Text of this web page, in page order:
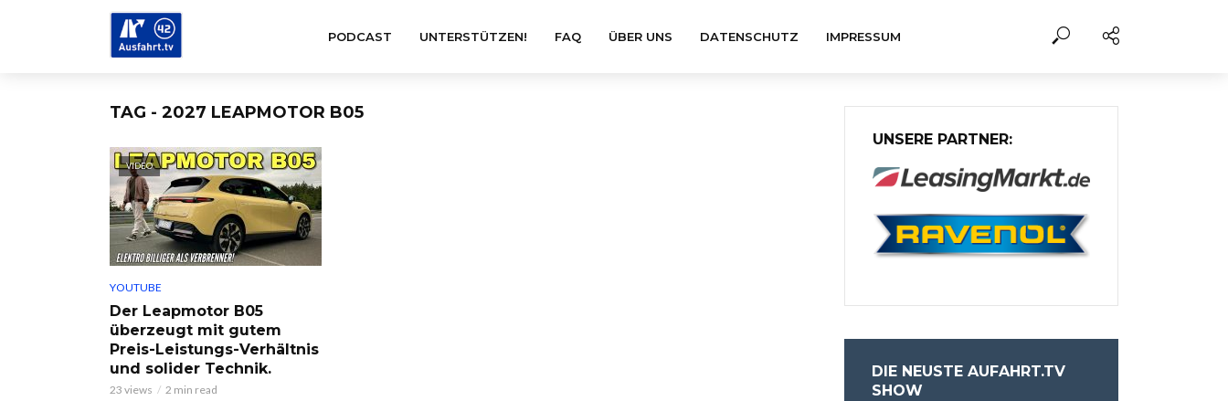
PODCAST UNTERSTÜTZEN! FAQ ÜBER UNS DATENSCHUTZ IMPRESSUM
TAG - 2027 LEAPMOTOR B05
VIDEO
YOUTUBE
Der Leapmotor B05
überzeugt mit gutem
Preis-Leistungs-Verhältnis
und solider Technik.
23 views 2 min read
UNSERE PARTNER:
DIE NEUSTE AUFAHRT.TV
SHOW